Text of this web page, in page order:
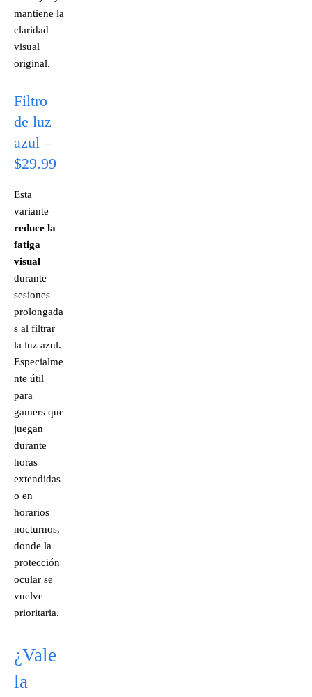
mantiene la
claridad
visual
original.
Filtro
de luz
azul –
$29.99
Esta
variante
reduce la
fatiga
visual
durante
sesiones
prolongada
s al filtrar
la luz azul.
Especialme
nte útil
para
gamers que
juegan
durante
horas
extendidas
o en
horarios
nocturnos,
donde la
protección
ocular se
vuelve
prioritaria.
¿Vale
la